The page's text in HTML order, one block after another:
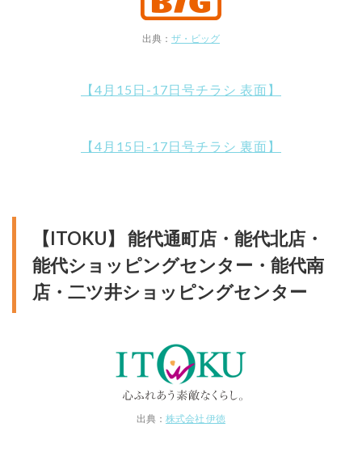
出典： ザ・ビッグ
【4月15日-17日号チラシ 表面】
【4月15日-17日号チラシ 裏面】
【ITOKU】 能代通町店・能代北店・
能代ショッピングセンター・能代南
店・二ツ井ショッピングセンター
出典： 株式会社 伊徳